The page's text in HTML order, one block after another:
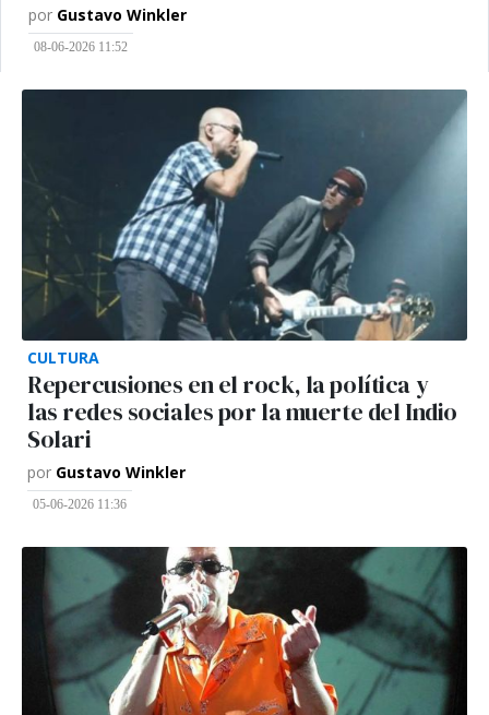
por Gustavo Winkler
08-06-2026 11:52
CULTURA
Repercusiones en el rock, la política y
las redes sociales por la muerte del Indio
Solari
por Gustavo Winkler
05-06-2026 11:36